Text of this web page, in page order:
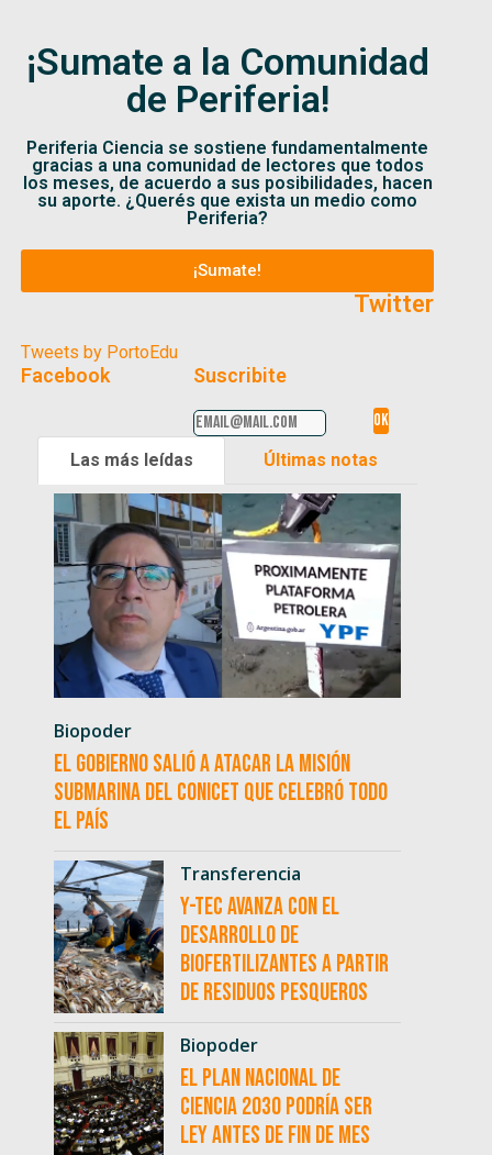
¡Sumate a la Comunidad
de Periferia!
Periferia Ciencia se sostiene fundamentalmente
gracias a una comunidad de lectores que todos
los meses, de acuerdo a sus posibilidades, hacen
su aporte. ¿Querés que exista un medio como
Periferia?
¡Sumate!
Twitter
Tweets by PortoEdu
Facebook Suscribite
Las más leídas Últimas notas
Biopoder
El Gobierno salió a atacar la misión
submarina del CONICET que celebró todo
el país
Transferencia
Y-TEC avanza con el
desarrollo de
biofertilizantes a partir
de residuos pesqueros
Biopoder
El Plan Nacional de
Ciencia 2030 podría ser
ley antes de fin de mes